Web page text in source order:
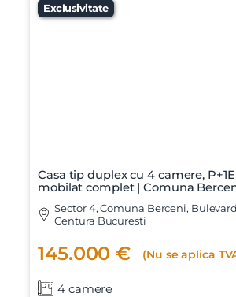
Exclusivitate
Casa tip duplex cu 4 camere,
mobilat complet | Comuna
Sector 4, Comuna Berceni,
Centura Bucuresti
145.000 € (Nu se aplica
4 camere